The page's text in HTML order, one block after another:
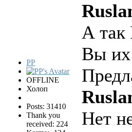
PP
OFFLINE
Холоп
Posts: 31410
Thank you
received: 224
А так
Вы их
Нет